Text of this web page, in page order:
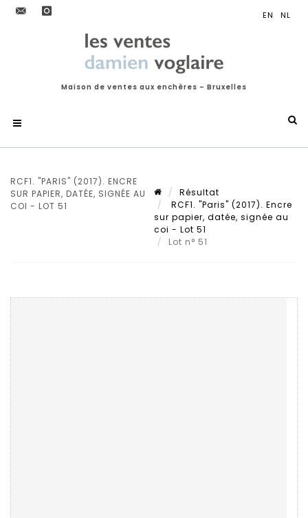
Maison de ventes aux enchères – Bruxelles
RCF1. "PARIS" (2017). ENCRE
SUR PAPIER, DATÉE, SIGNÉE AU
COI - LOT 51
Résultat
RCF1. "Paris" (2017). Encre
sur papier, datée, signée au
coi - Lot 51
Lot n° 51